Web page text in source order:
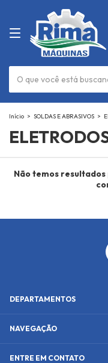
Início > SOLDAS E ABRASIVOS >
Não temos
DEPARTAMENTOS
NAVEGAÇÃO
ENTRE EM CONTATO